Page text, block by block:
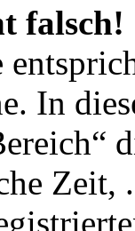
falsch!
In
Zeit,